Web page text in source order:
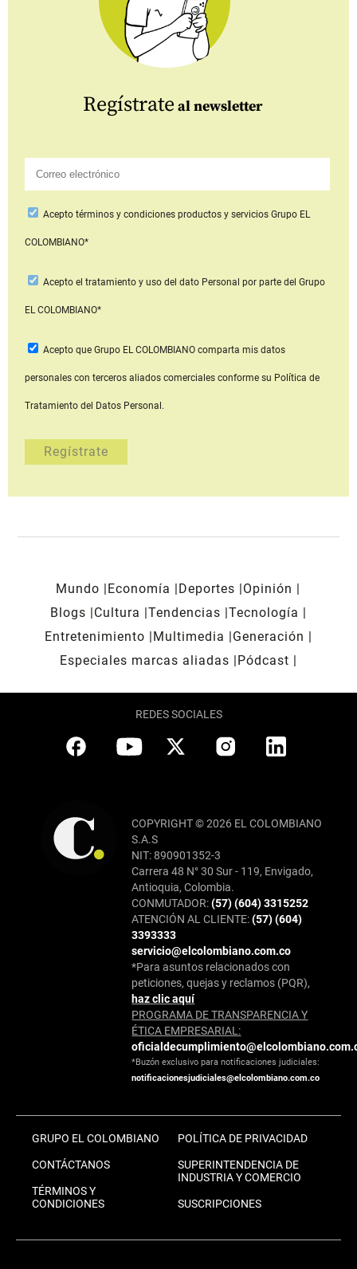
Regístrate al newsletter
Aceptotérminos y condiciones productos y serviciosGrupo EL
COLOMBIANO*
Acepto el tratamiento y uso del dato Personal por parte del Grupo
EL COLOMBIANO*
Acepto que Grupo EL COLOMBIANOcomparta mis datos
personales con terceros aliados comerciales conforme su Política de
Tratamiento del Datos Personal.
Mundo Economía Deportes
Opinión
Blogs
Cultura Tendencias Tecnología
Entretenimiento
Multimedia
Generación
Especiales marcas aliadas
Pódcast
REDES SOCIALES
COPYRIGHT © 2026 EL COLOMBIANO
S.A.S
NIT: 890901352-3
Carrera 48 N° 30 Sur - 119, Envigado,
Antioquia, Colombia.
CONMUTADOR:(57) (604) 3315252
ATENCIÓN AL CLIENTE:(57) (604)
3393333
servicio@elcolombiano.com.co
*Para asuntos relacionados con
peticiones, quejas y reclamos (PQR),
haz clic aquí
PROGRAMA DE TRANSPARENCIA Y
ÉTICA EMPRESARIAL:
*Buzón exclusivo para notificaciones judiciales:
notificacionesjudiciales@elcolombiano.com.co
GRUPO EL COLOMBIANO
CONTÁCTANOS
TÉRMINOS Y
CONDICIONES
POLÍTICA DE PRIVACIDAD
SUPERINTENDENCIA DE
INDUSTRIA Y COMERCIO
SUSCRIPCIONES